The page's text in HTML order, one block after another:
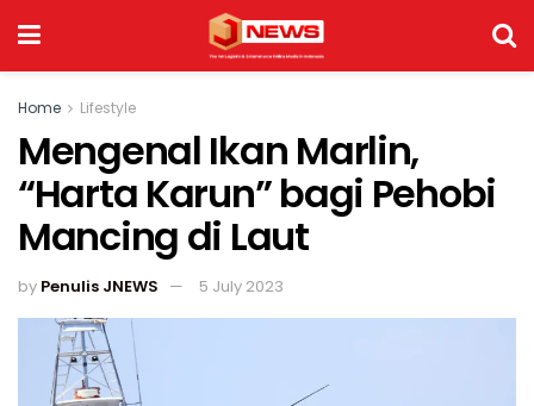
Home Lifestyle
Mengenal Ikan Marlin,
“Harta Karun” bagi Pehobi
Mancing di Laut
by Penulis JNEWS 5 July 2023